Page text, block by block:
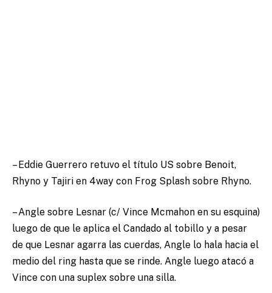
– Eddie Guerrero retuvo el título US sobre Benoit,
Rhyno y Tajiri en 4way con Frog Splash sobre Rhyno.
– Angle sobre Lesnar (c/ Vince Mcmahon en su esquina)
luego de que le aplica el Candado al tobillo y a pesar
de que Lesnar agarra las cuerdas, Angle lo hala hacia el
medio del ring hasta que se rinde. Angle luego atacó a
Vince con una suplex sobre una silla.